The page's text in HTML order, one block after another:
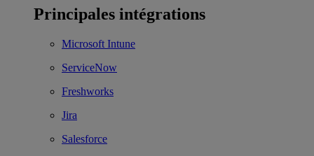
Principales intégrations
Microsoft Intune
ServiceNow
Freshworks
Jira
Salesforce